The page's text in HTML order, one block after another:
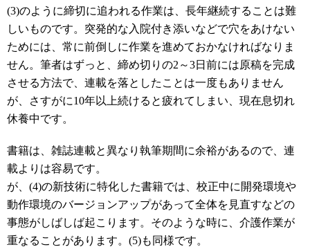
(3)のように締切に追われる作業は、長年継続することは難
しいものです。突発的な入院付き添いなどで穴をあけない
ためには、常に前倒しに作業を進めておかなければなりま
せん。筆者はずっと、締め切りの2～3日前には原稿を完成
させる方法で、連載を落としたことは一度もありません
が、さすがに10年以上続けると疲れてしまい、現在息切れ
休養中です。
書籍は、雑誌連載と異なり執筆期間に余裕があるので、連
載よりは容易です。
が、(4)の新技術に特化した書籍では、校正中に開発環境や
動作環境のバージョンアップがあって全体を見直すなどの
事態がしばしば起こります。そのような時に、介護作業が
重なることがあります。(5)も同様です。